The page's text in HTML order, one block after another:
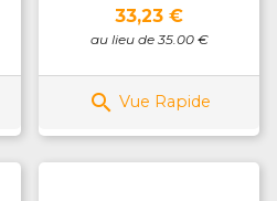
Prix
33,23 €
au lieu de 35.00 €
 Vue Rapide